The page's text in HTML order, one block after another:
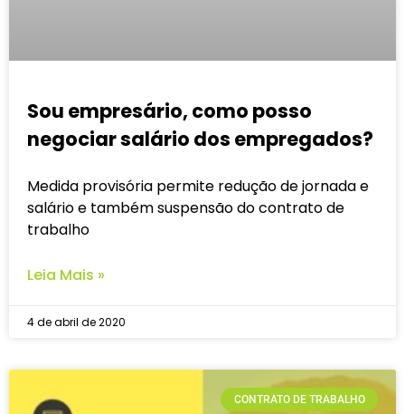
Sou empresário, como posso
negociar salário dos empregados?
Medida provisória permite redução de jornada e
salário e também suspensão do contrato de
trabalho
Leia Mais »
4 de abril de 2020
CONTRATO DE TRABALHO